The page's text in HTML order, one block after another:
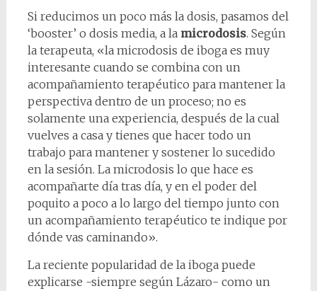
Si reducimos un poco más la dosis, pasamos del
‘booster’ o dosis media, a la microdosis. Según
la terapeuta, «la microdosis de iboga es muy
interesante cuando se combina con un
acompañamiento terapéutico para mantener la
perspectiva dentro de un proceso; no es
solamente una experiencia, después de la cual
vuelves a casa y tienes que hacer todo un
trabajo para mantener y sostener lo sucedido
en la sesión. La microdosis lo que hace es
acompañarte día tras día, y en el poder del
poquito a poco a lo largo del tiempo junto con
un acompañamiento terapéutico te indique por
dónde vas caminando».
La reciente popularidad de la iboga puede
explicarse -siempre según Lázaro- como un